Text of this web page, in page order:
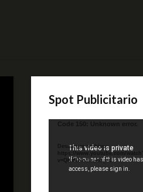
Spot Publicitario
Reproductor
Code 150: Unknown error.
Descargar archivo:
https://www.youtube.com/watch?
v=QKif6Ko80uA&_=1